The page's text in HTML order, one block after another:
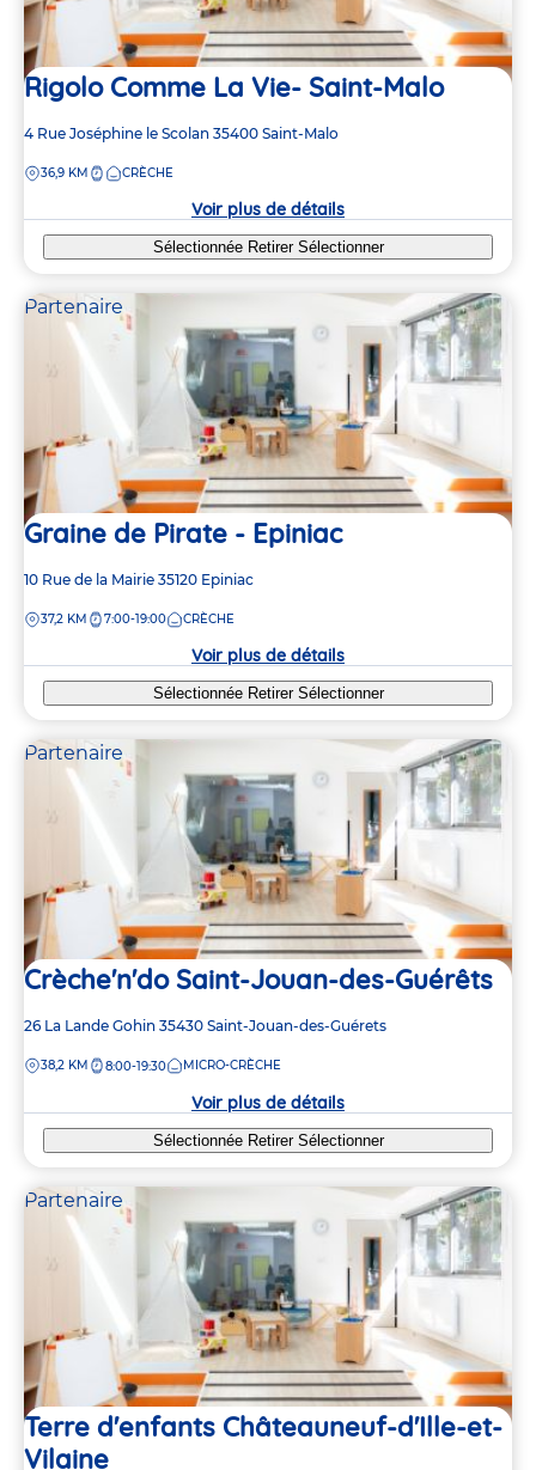
Rigolo Comme La Vie- Saint-Malo
Adresse
la
4 Rue Joséphine le Scolan 35400 Saint-Malo
DISTANCE
36,9 KM CRÈCHE
Voir plus de détails
Sélectionnée Retirer Sélectionner
Partenaire
Graine de Pirate - Epiniac
Adresse
la
10 Rue de la Mairie 35120 Epiniac
DISTANCE
37,2 KM 7:00-19:00 CRÈCHE
Voir plus de détails
Sélectionnée Retirer Sélectionner
Partenaire
Crèche'n'do Saint-Jouan-des-Guérêts
Adresse
la
26 La Lande Gohin 35430 Saint-Jouan-des-Guérets
DISTANCE
38,2 KM 8:00-19:30 MICRO-CRÈCHE
Voir plus de détails
Sélectionnée Retirer Sélectionner
Partenaire
Terre d'enfants Châteauneuf-d'Ille-et-
Vilaine